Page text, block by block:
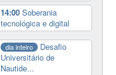
14:00Soberania
tecnológica e digital
dia inteiro
Desafio
Universitário de
Nautide...